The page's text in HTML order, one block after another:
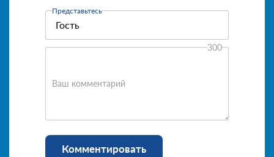
Представьтесь
Ваш комментарий
300
Комментировать